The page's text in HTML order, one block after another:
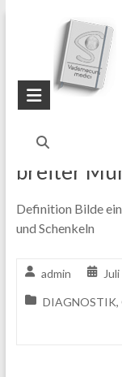
Konstitution
breiter
Definition Bilde
und Schenkeln
admin
DIAGNOSTIK,